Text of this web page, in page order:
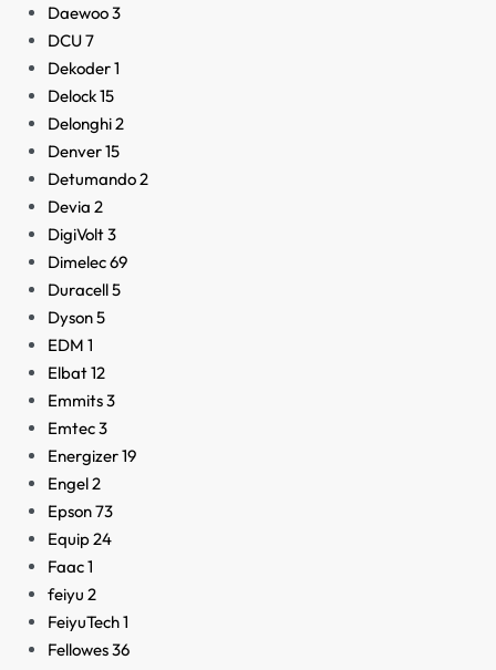
Daewoo3
DCU7
Dekoder1
Delock15
Delonghi2
Denver15
Detumando2
Devia 2
DigiVolt3
Dimelec69
Duracell5
Dyson5
EDM 1
Elbat12
Emmits3
Emtec3
Energizer19
Engel2
Epson73
Equip24
Faac1
feiyu 2
FeiyuTech1
Fellowes36